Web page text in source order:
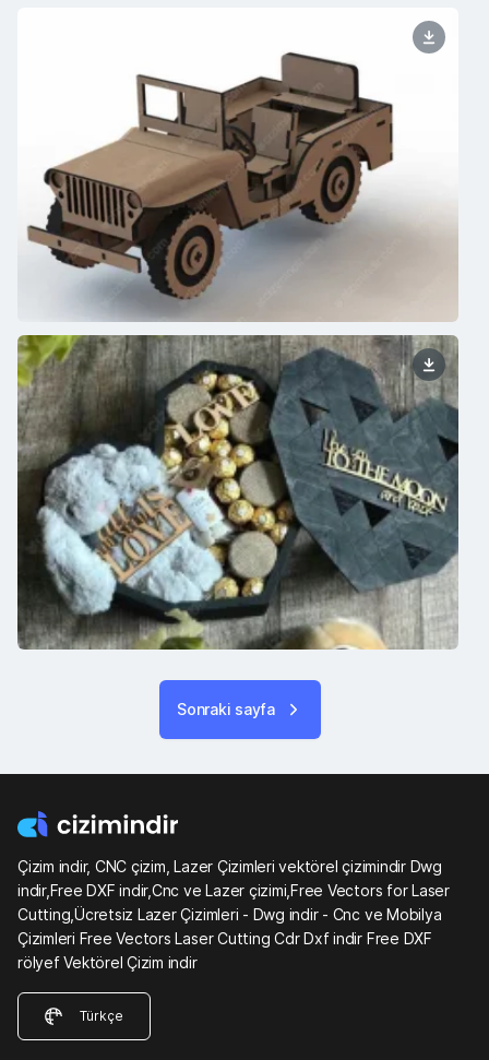
Sonraki sayfa
Çizim indir, CNC çizim, Lazer Çizimleri vektörel çizimindir Dwg
indir,Free DXF indir,Cnc ve Lazer çizimi,Free Vectors for Laser
Cutting,Ücretsiz Lazer Çizimleri - Dwg indir - Cnc ve Mobilya
Çizimleri Free Vectors Laser Cutting Cdr Dxf indir Free DXF
rölyef Vektörel Çizim indir
Türkçe